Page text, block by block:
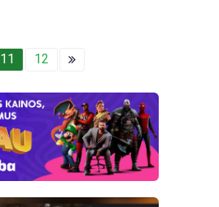
11 12